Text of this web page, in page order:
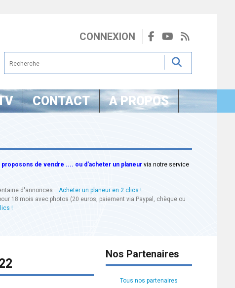
CONNEXION
CONTACT A PROPOS
de vendre .... ou d'acheter un planeur via notre service
d'annonces : Acheter un planeur en 2 clics !
18 mois avec photos (20 euros, paiement via Paypal, chèque ou
!
Nos Partenaires
Tous nos partenaires